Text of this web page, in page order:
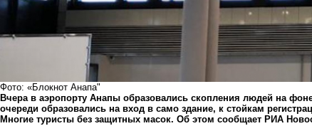
Фото: «Блокнот Анапа"
Вчера в аэропорту Анапы образовались скопления людей на
очереди образовались на вход в само здание, к стойкам
Многие туристы без защитных масок. Об этом сообщает РИА